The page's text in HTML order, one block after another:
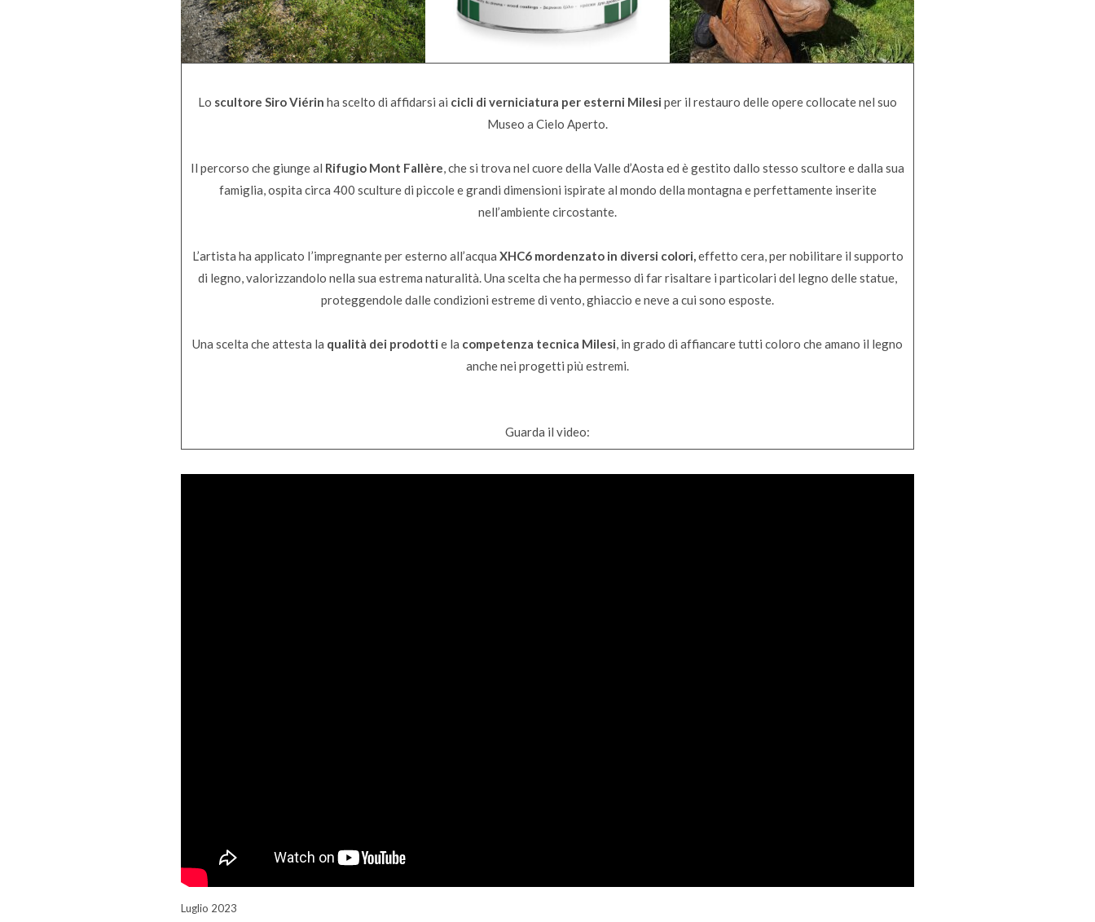
Lo scultore Siro Viérin ha scelto di affidarsi ai cicli di verniciatura per esterni Milesi per il restauro delle opere collocate nel suo
Museo a Cielo Aperto.
Il percorso che giunge al Rifugio Mont Fallère, che si trova nel cuore della Valle d’Aosta ed è gestito dallo stesso scultore e dalla sua
famiglia, ospita circa 400 sculture di piccole e grandi dimensioni ispirate al mondo della montagna e perfettamente inserite
nell’ambiente circostante.
L’artista ha applicato I’impregnante per esterno all’acqua XHC6 mordenzato in diversi colori,effetto cera, per nobilitare il supporto
di legno, valorizzandolo nella sua estrema naturalità. Una scelta che ha permesso di far risaltare i particolari del legno delle statue,
proteggendole dalle condizioni estreme di vento, ghiaccio e neve a cui sono esposte.
Una scelta che attesta la qualità dei prodotti e la competenza tecnica Milesi, in grado di affiancare tutti coloro che amano il legno
anche nei progetti più estremi.
Guarda il video:
Luglio 2023